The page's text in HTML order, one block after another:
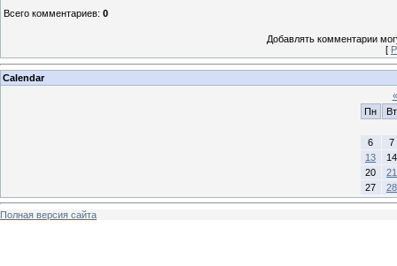
Всего комментариев: 0
Добавлять комментарии
[
Calendar
«
Пн
Вт
6
7
13
14
20
21
27
28
Полная версия сайта